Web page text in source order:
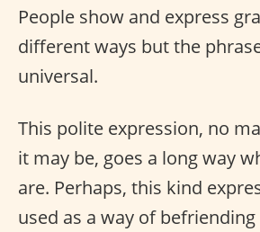
People show and express
different ways but the
universal.
This polite expression, no
it may be, goes a long way
are. Perhaps, this kind
used as a way of